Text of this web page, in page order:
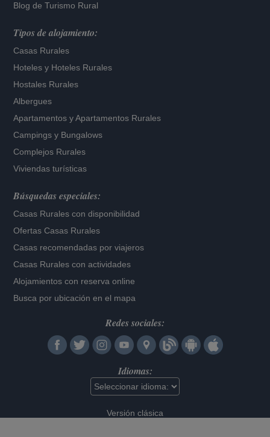
Blog de Turismo Rural
Tipos de alojamiento:
Casas Rurales
Hoteles y Hoteles Rurales
Hostales Rurales
Albergues
Apartamentos yApartamentos Rurales
Campings y Bungalows
Complejos Rurales
Viviendas turísticas
Búsquedas especiales:
Casas Rurales con disponibilidad
Ofertas Casas Rurales
Casas recomendadas por viajeros
Casas Rurales con actividades
Alojamientos con reserva online
Busca por ubicación en el mapa
Redes sociales:
Idiomas:
Versión clásica